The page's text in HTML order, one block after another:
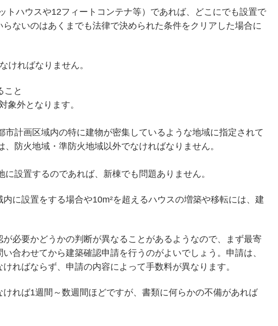
トハウスや12フィートコンテナ等）であれば、どこにでも設置で
ないのはあくまでも法律で決められた条件をクリアした場合に
ければなりません。
こと
象外となります。
市計画区域内の特に建物が密集しているような地域に指定されて
防火地域・準防火地域以外でなければなりません。
設置するのであれば、新棟でも問題ありません。
に設置をする場合や10m²を超えるハウスの増築や移転には、建
必要かどうかの判断が異なることがあるようなので、まず最寄
合わせてから建築確認申請を行うのがよいでしょう。申請は、
ればならず、申請の内容によって手数料が異なります。
れば1週間～数週間ほどですが、書類に何らかの不備があれば